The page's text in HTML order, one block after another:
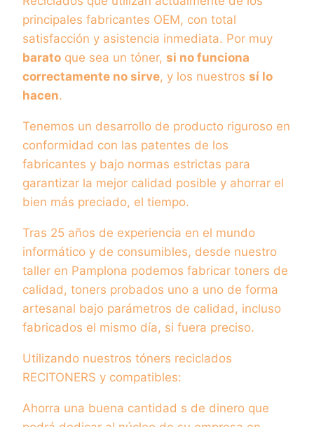
principales fabricantes OEM, con total
satisfacción y asistencia inmediata. Por muy
barato que sea un tóner, si no funciona
correctamente no sirve, y los nuestros sí lo
hacen.
Tenemos un desarrollo de producto riguroso en
conformidad con las patentes de los
fabricantes y bajo normas estrictas para
garantizar la mejor calidad posible y ahorrar el
bien más preciado, el tiempo.
Tras 25 años de experiencia en el mundo
informático y de consumibles, desde nuestro
taller en Pamplona podemos fabricar toners de
calidad, toners probados uno a uno de forma
artesanal bajo parámetros de calidad, incluso
fabricados el mismo día, si fuera preciso.
Utilizando nuestros tóners reciclados
RECITONERS y compatibles:
Ahorra una buena cantidad s de dinero que